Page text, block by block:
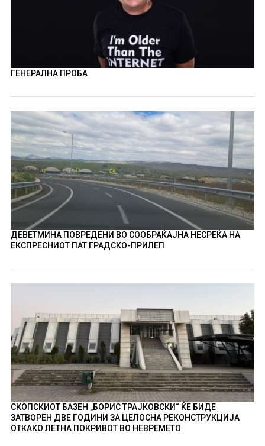
ГЕНЕРАЛНА ПРОБА
ДЕВЕТМИНА ПОВРЕДЕНИ ВО СООБРАЌАЈНА НЕСРЕЌА НА
ЕКСПРЕСНИОТ ПАТ ГРАДСКО-ПРИЛЕП
СКОПСКИОТ БАЗЕН „БОРИС ТРАЈКОВСКИ“ ЌЕ БИДЕ
ЗАТВОРЕН ДВЕ ГОДИНИ ЗА ЦЕЛОСНА РЕКОНСТРУКЦИЈА
ОТКАКО ЛЕТНА ПОКРИВОТ ВО НЕВРЕМЕТО